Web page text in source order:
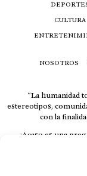
CULTURA
NOSOTROS
“La humanidad
estereotipos,
con la
¿Acaso es una
respuesta al
velocidad suficiente